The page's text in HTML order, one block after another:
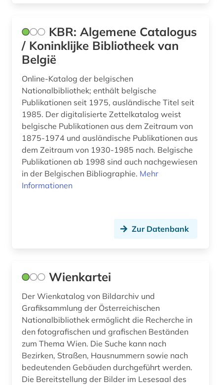
bayern (5)
behinderung (1)
belarus (1)
belgische fotografie (1)
belgische kultur (1)
belgische kunst (1)
bergen (2)
berlin (14)
bern (2)
besetzung (2)
bestandserhaltung (1)
bestandsverzeichnis (4)
bevölkerungswissenschaft (1)
Serbien (5)
Slowakei (5)
Slowenien (4)
Spanien (9)
Suedamerika (7)
Suedasien (2)
Ungarn (6)
Vatikanstadt (1)
KBR: Algemene Catalogus
/ Koninklijke Bibliotheek van
België
Online-Katalog der belgischen
Nationalbibliothek; enthält belgische
Publikationen seit 1975, ausländische Titel seit
1985. Der digitalisierte Zettelkatalog weist
belgische Publikationen aus dem Zeitraum von
1875-1974 und ausländische Publikationen aus
dem Zeitraum von 1930-1985 nach. Belgische
Publikationen ab 1998 sind auch nachgewiesen
in der Belgischen Bibliographie. Mehr
Informationen
Zur Datenbank
Wienkartei
Der Wienkatalog von Bildarchiv und
Grafiksammlung der Österreichischen
Nationalbibliothek ermöglicht die Recherche in
den fotografischen und grafischen Beständen
zum Thema Wien. Die Suche kann nach
Bezirken, Straßen, Hausnummern sowie nach
bedeutenden Gebäuden durchgeführt werden.
Die Bereitstellung der Bilder im Lesesaal des